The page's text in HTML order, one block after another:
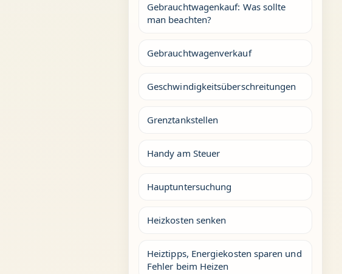
Gebrauchtwagenkauf: Was sollte
man beachten?
Gebrauchtwagenverkauf
Geschwindigkeitsüberschreitungen
Grenztankstellen
Handy am Steuer
Hauptuntersuchung
Heizkosten senken
Heiztipps, Energiekosten sparen und
Fehler beim Heizen